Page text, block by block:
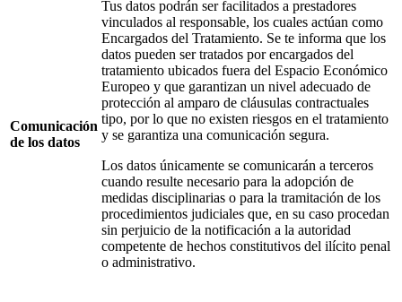
Comunicación
de los datos
Tus datos podrán ser facilitados a prestadores
vinculados al responsable, los cuales actúan como
Encargados del Tratamiento. Se te informa que los
datos pueden ser tratados por encargados del
tratamiento ubicados fuera del Espacio Económico
Europeo y que garantizan un nivel adecuado de
protección al amparo de cláusulas contractuales
tipo, por lo que no existen riesgos en el tratamiento
y se garantiza una comunicación segura.
Los datos únicamente se comunicarán a terceros
cuando resulte necesario para la adopción de
medidas disciplinarias o para la tramitación de los
procedimientos judiciales que, en su caso procedan
sin perjuicio de la notificación a la autoridad
competente de hechos constitutivos del ilícito penal
o administrativo.